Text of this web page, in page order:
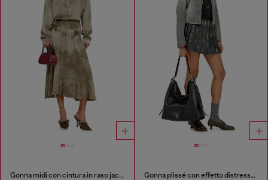
Gonna midi con cintura in raso jacquard logo Gonna plissé con effetto distressed